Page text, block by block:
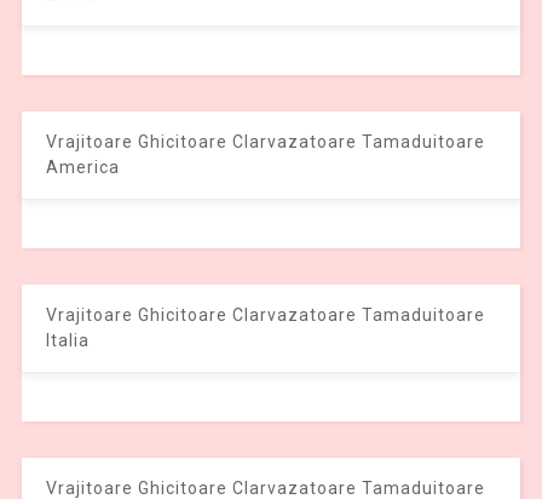
Vrajitoare Ghicitoare Clarvazatoare Tamaduitoare
America
Vrajitoare Ghicitoare Clarvazatoare Tamaduitoare
Italia
Vrajitoare Ghicitoare Clarvazatoare Tamaduitoare